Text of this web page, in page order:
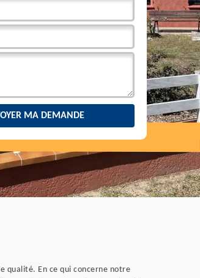
qualité. En ce qui concerne notre